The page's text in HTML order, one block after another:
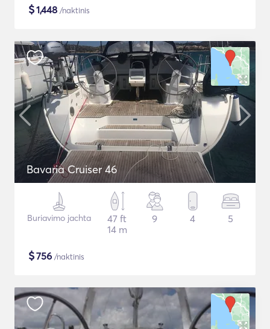
$1,448 /naktinis
Bavaria Cruiser 46
Buriavimo jachta
47 ft
14 m
9 4 5
$756 /naktinis